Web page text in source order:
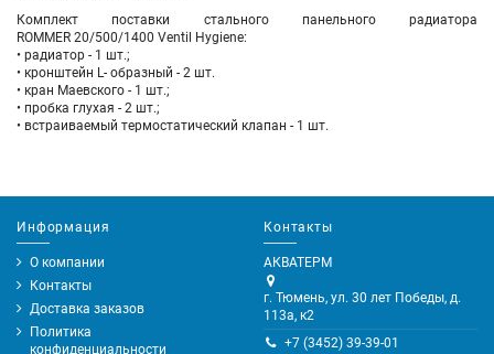
Комплект поставки стального панельного радиатора
ROMMER 20/500/1400 Ventil Hygiene:
• радиатор - 1 шт.;
• кронштейн L- образный - 2 шт.
• кран Маевского - 1 шт.;
• пробка глухая - 2 шт.;
• встраиваемый термостатический клапан - 1 шт.
Информация
О компании
Контакты
Доставка заказов
Политика
конфиденциальности
Контакты
АКВАТЕРМ
г. Тюмень, ул. 30 лет Победы, д.
113а, к2
+7 (3452) 39-39-01